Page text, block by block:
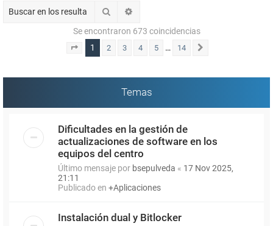
Buscar
Se encontraron 673 coincidencias
Página 1de 14
1 2 3 4 5 … 14
Temas
Dificultades en la gestión de
actualizaciones de software en los
equipos del centro
Último mensaje por bsepulveda « 17 Nov 2025,
21:11
Publicado en +Aplicaciones
Instalación dual y Bitlocker